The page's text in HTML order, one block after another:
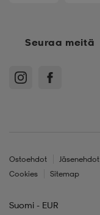
Seuraa meitä
Ostoehdot Jäsenehdot
Cookies
Sitemap
Suomi - EUR